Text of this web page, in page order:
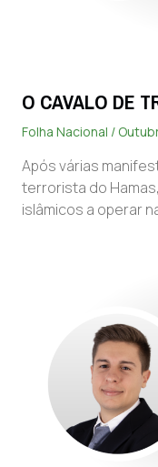
O CAVALO DE
Folha Nacional
Após várias
terrorista do
islâmicos a operar